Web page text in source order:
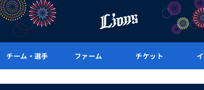
チーム・選手 ファーム チケット